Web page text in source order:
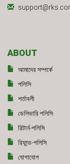
ABOUT
আমাদের সম্পর্কে
পলিসি
শর্তাবলী
ডেলিভারি পলিসি
রিটার্ন-পলিসি
রিফান্ড-পলিসি
যোগাযোগ